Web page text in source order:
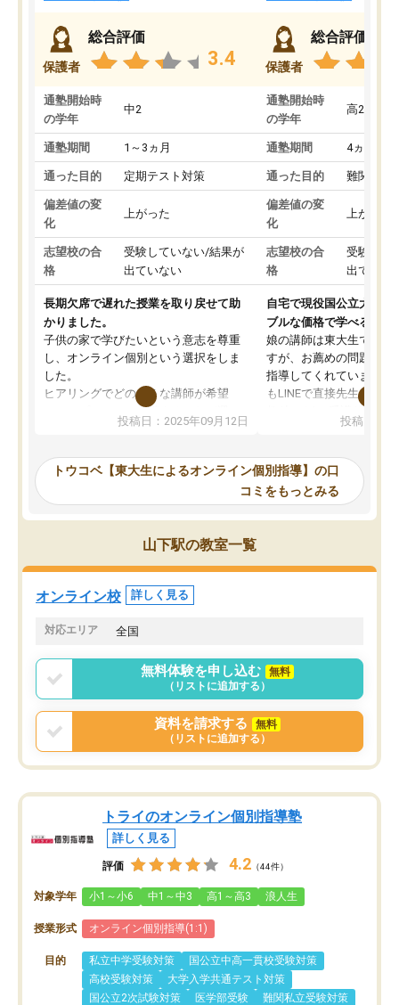
保護者
総合評価
3.4
通塾開始時
の学年
中2
通塾期間 1～3ヵ月
通った目的 定期テスト対策
偏差値の変
化
上がった
志望校の合
格
受験していない/結果が
出ていない
長期欠席で遅れた授業を取り戻せて助
かりました。
子供の家で学びたいという意志を尊重
し、オンライン個別という選択をしま
した。
ヒアリングでどのような講師が希望
か、オプションは付帯するかなど選ぶ
事が出来ました。
ーティングを行い、その講師で良いか
見てから講師を決定する事ができま
す。
うちの子は、初回面談の講師の方で決
オンラインツールを使用した単語帳の
共有があり宿題もそちらで出される形
でした。
言う事で講師変更の申し出があり、あ
まりに短期での変更だった為、塾に通
う事にして退会しました。遅れも取り
戻せ、授業内容や講師の方は良かった
と思います。
投稿日：2025年09月12日
保護者
総合評価
通塾開始時
の学年
高2
通塾期間 4ヵ月～1
通った目的 難関私立
偏差値の変
化
上がった
志望校の合
格
受験して
出ていな
自宅で現役国公立大学生
ブルな価格で学べる
娘の講師は東大生では無
すが、お薦めの問題集や
指導してくれています。
もLINEで直接先生に質問
めれるので、個人に合
いなのがあり(有料)、受
ことをどんなスケジュー
くか相談したのですが、
ち期待したものではなく
くなってきたようなので
投稿日：
トウコベ【東大生によるオンライン個別指導】の口
コミをもっとみる
山下駅の教室一覧
オンライン校 詳しく見る
対応エリア 全国
無料体験を申し込む
無料
（リストに追加する）
資料を請求する
無料
（リストに追加する）
トライのオンライン個別指導塾
詳しく見る
評価 4.2 （44件）
対象学年 小1～小6 中1～中3 高1～高3 浪人生
授業形式 オンライン個別指導(1:1)
目的 私立中学受験対策
国公立中高一貫校受験対策
高校受験対策
大学入学共通テスト対策
国公立2次試験対策
医学部受験
難関私立受験対策